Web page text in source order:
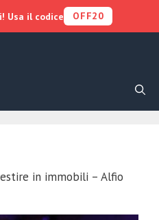
in immobili – Alfio
Usa il codice OFF20